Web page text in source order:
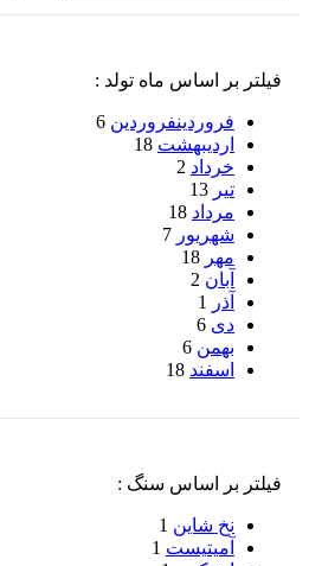
فیلتر بر اساس ماه تولد :
فروردینفروردین 6
اردیبهشت 18
خرداد 2
تیر 13
مرداد 18
شهریور 7
مهر 18
آبان 2
آذر
1
دی 6
بهمن 6
اسفند 18
فیلتر بر اساس سنگ :
نخ شاین 1
آمیتیست 1